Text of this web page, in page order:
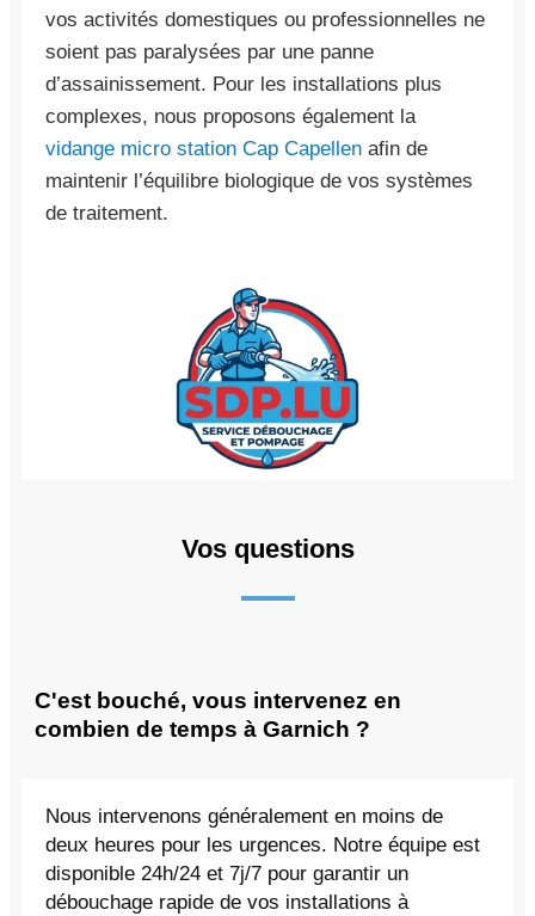
vos activités domestiques ou professionnelles ne
soient pas paralysées par une panne
d’assainissement. Pour les installations plus
complexes, nous proposons également la
vidange micro station Cap Capellen afin de
maintenir l’équilibre biologique de vos systèmes
de traitement.
Vos questions
C'est bouché, vous intervenez en
combien de temps à Garnich ?
Nous intervenons généralement en moins de
deux heures pour les urgences. Notre équipe est
disponible 24h/24 et 7j/7 pour garantir un
débouchage rapide de vos installations à